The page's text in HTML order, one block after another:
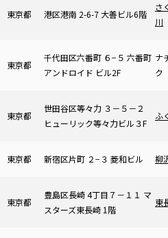
東京都 港区港南 2-6-7 大善ビル6階
さ
川
東京都
千代田区六番町 ６−５ 六番町
アンドロイド ビル2F
ナ
ク
東京都
世田谷区等々力 ３－５－２
ヒューリック等々力ビル３F
ふ
東京都 新宿区片町 ２−３ 菱和ビル 柳
東京都
豊島区長崎 4丁目７－１１ マ
スターズ東長崎 1階
東